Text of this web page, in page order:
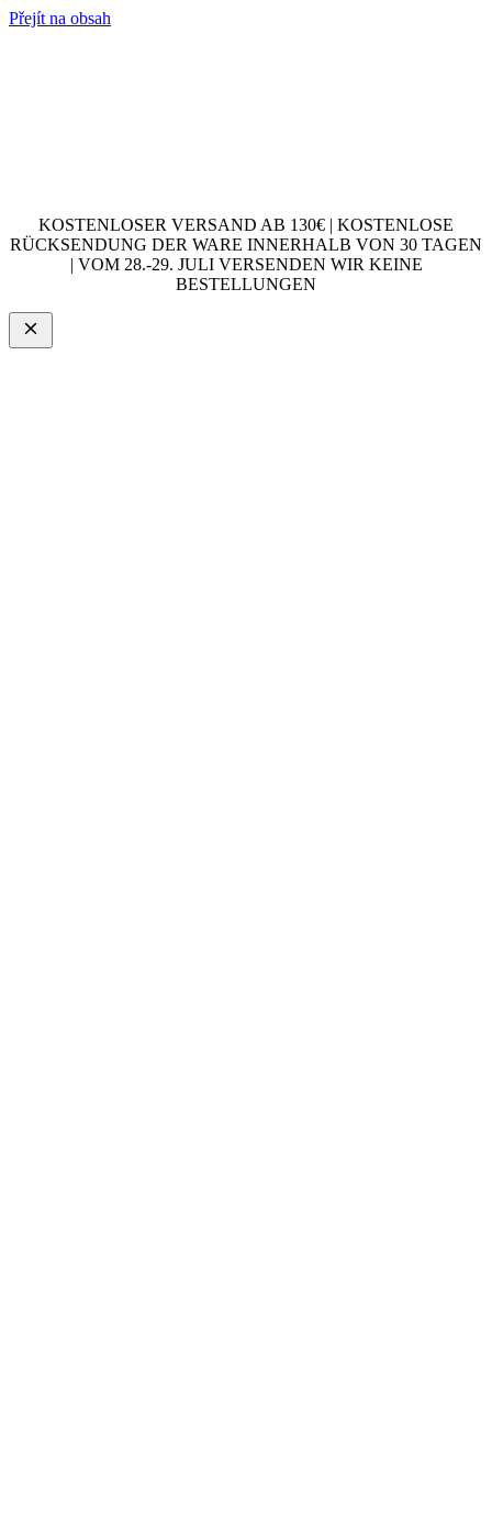
Přejít na obsah
KOSTENLOSER VERSAND AB 130€ | KOSTENLOSE
RÜCKSENDUNG DER WARE INNERHALB VON 30 TAGEN
| VOM 28.-29. JULI VERSENDEN WIR KEINE
BESTELLUNGEN